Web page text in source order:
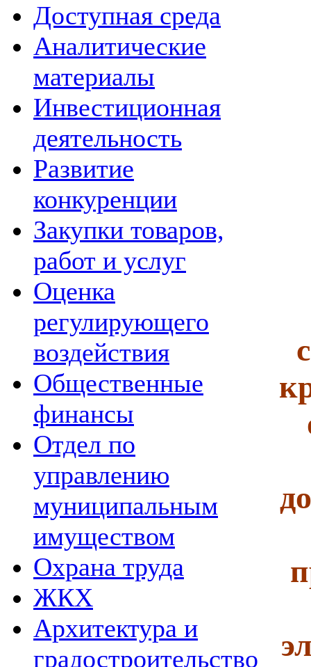
Доступная среда
Аналитические
материалы
Инвестиционная
деятельность
Развитие
конкуренции
Закупки товаров,
работ и услуг
Оценка
регулирующего
воздействия
Общественные
финансы
Отдел по
управлению
муниципальным
имуществом
Охрана труда
ЖКХ
Архитектура и
градостроительство